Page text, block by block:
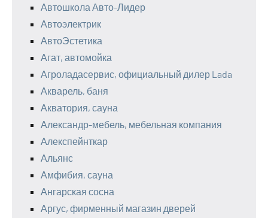
Автошкола Авто-Лидер
Автоэлектрик
АвтоЭстетика
Агат, автомойка
Агроладасервис, официальный дилер Lada
Акварель, баня
Акватория, сауна
Александр-мебель, мебельная компания
Алекспейнткар
Альянс
Амфибия, сауна
Ангарская сосна
Аргус, фирменный магазин дверей